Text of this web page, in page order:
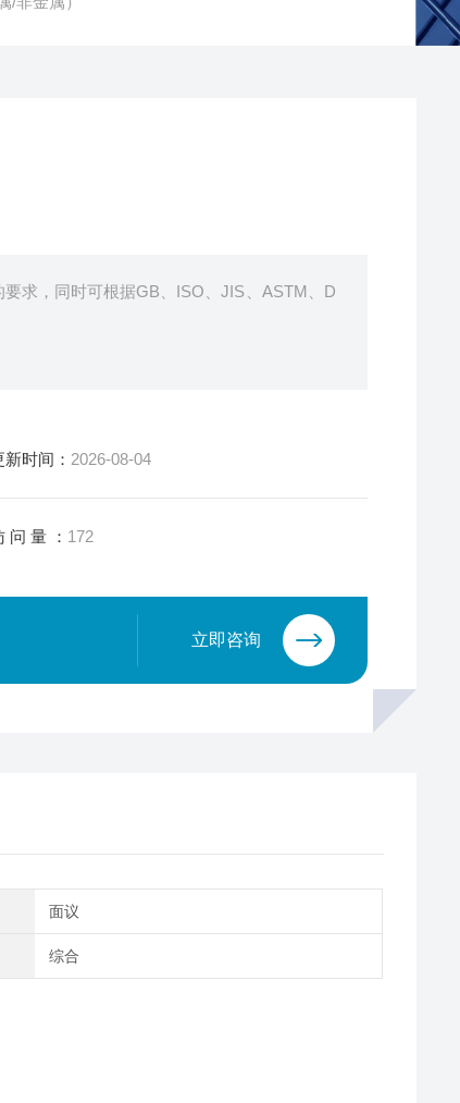
求，同时可根据GB、ISO、JIS、ASTM、D
新时间： 2026-08-04
问 量 ： 172
立即咨询
面议
综合